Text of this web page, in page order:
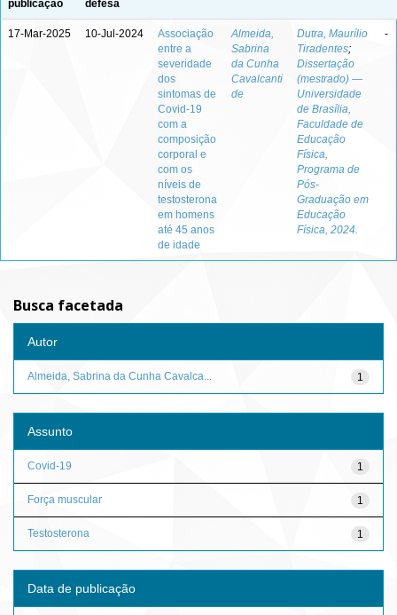
publicação
defesa
17-Mar-2025 10-Jul-2024
Associação
entre a
severidade
dos
sintomas de
Covid-19
com a
composição
corporal e
com os
níveis de
testosterona
em homens
até 45 anos
de idade
Almeida,
Sabrina
da Cunha
Cavalcanti
de
Dutra, Maurílio
Tiradentes;
Dissertação
(mestrado) —
Universidade
de Brasília,
Faculdade de
Educação
Física,
Programa de
Pós-
Graduação em
Educação
Física, 2024.
-
Busca facetada
Autor
1
Almeida, Sabrina da Cunha Cavalca...
Assunto
1
Covid-19
1
Força muscular
1
Testosterona
Data de publicação